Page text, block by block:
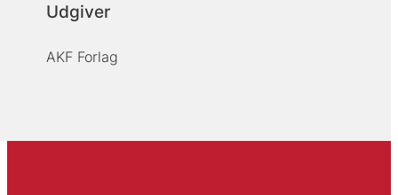
Udgiver
AKF Forlag